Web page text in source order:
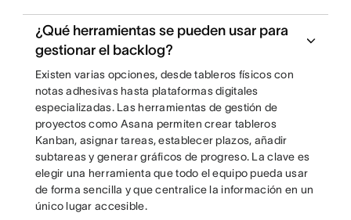
¿Qué herramientas se pueden usar para
gestionar el backlog?
Existen varias opciones, desde tableros físicos con
notas adhesivas hasta plataformas digitales
especializadas. Las herramientas de gestión de
proyectos como Asana permiten crear tableros
Kanban, asignar tareas, establecer plazos, añadir
subtareas y generar gráficos de progreso. La clave es
elegir una herramienta que todo el equipo pueda usar
de forma sencilla y que centralice la información en un
único lugar accesible.